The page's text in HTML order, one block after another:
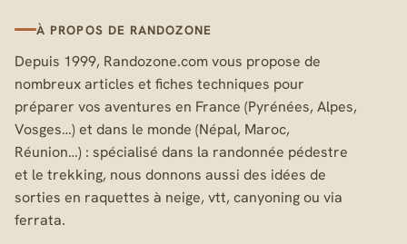
À PROPOS DE RANDOZONE
Depuis 1999, Randozone.com vous propose de
nombreux articles et fiches techniques pour
préparer vos aventures en France (Pyrénées, Alpes,
Vosges…) et dans le monde (Népal, Maroc,
Réunion…) : spécialisé dans la randonnée pédestre
et le trekking, nous donnons aussi des idées de
sorties en raquettes à neige, vtt, canyoning ou via
ferrata.